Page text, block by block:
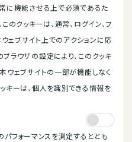
に機能させる上で必須であるた
のクッキーは、通常、ログイン、フ
ェブサイト上でのアクションに応
ラウザの設定により、このクッキ
ウェブサイトの一部が機能しなく
キーは、個人を識別できる情報を
パフォーマンスを測定するととも